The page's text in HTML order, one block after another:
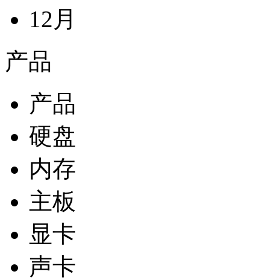
12月
产品
产品
硬盘
内存
主板
显卡
声卡